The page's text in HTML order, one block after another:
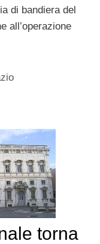
di bandiera del
all’operazione
torna